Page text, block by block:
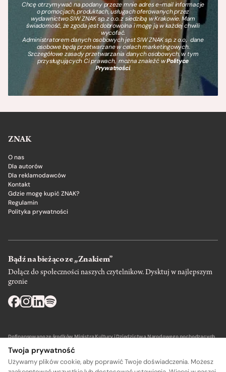
Chcę otrzymywać na podany przeze mnie adres e-mail informacje
o promocjach, produktach, usługach oferowanych przez
wydawnictwo SIW ZNAK sp. z o.o. z siedzibą w Krakowie. Mam
świadomość, że zgoda jest dobrowolna i mogę ją w każdej chwili
wycofać.
Administratorem danych osobowych jest SIW ZNAK sp. z o.o., dane
osobowe będą przetwarzane w celach marketingowych.
Szczegółowe zasady przetwarzania danych osobowych, w tym
przysługujących Ci prawach, można znaleźć wPolityce
Prywatności.
ZNAK
O nas
Dla autorów
Dla reklamodawców
Kontakt
Gdzie mogę kupić ZNAK?
Regulamin
Polityka prywatności
Bądź na bieżąco ze „Znakiem”
Dołącz do społeczności naszych czytelnikow. Dysktuj w najlepszym
gronie
Dofinansowano ze środków Ministra Kultury i Dziedzictwa Narodowego pochodzących
Twoja prywatność
Używamy plików cookie, aby poprawić Twoje doświadczenia. Możesz